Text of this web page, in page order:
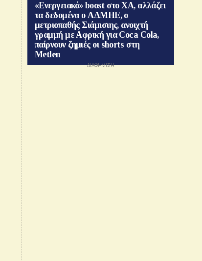
«Ενεργειακό» boost στο ΧΑ, αλλάζει
τα δεδομένα ο ΑΔΜΗΕ, ο
μετριοπαθής Σιάμισιης, ανοιχτή
γραμμή με Αφρική για Coca Cola,
παίρνουν ζημιές οι shorts στη
Metlen